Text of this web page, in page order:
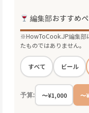
編集部おすすめ
※HowToCook.JP編集部
たものではありません。
すべて ビール
予算: 〜¥1,000 〜